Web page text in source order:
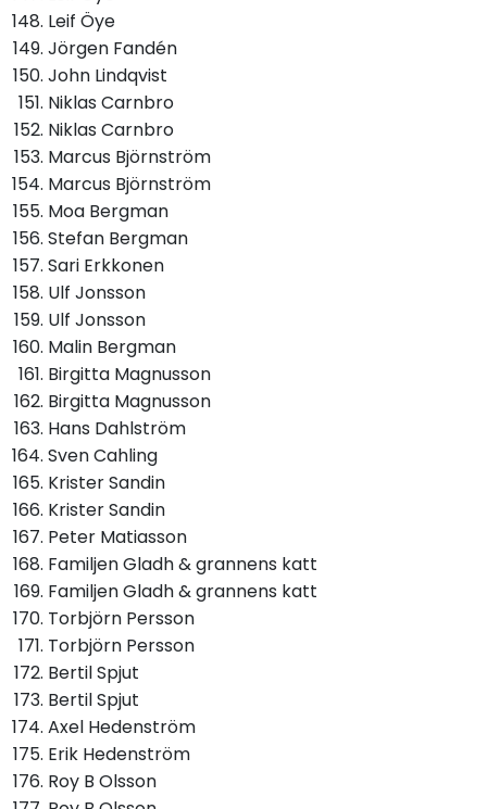
Leif Öye
Jörgen Fandén
John Lindqvist
Niklas Carnbro
Niklas Carnbro
Marcus Björnström
Marcus Björnström
Moa Bergman
Stefan Bergman
Sari Erkkonen
Ulf Jonsson
Ulf Jonsson
Malin Bergman
Birgitta Magnusson
Birgitta Magnusson
Hans Dahlström
Sven Cahling
Krister Sandin
Krister Sandin
Peter Matiasson
Familjen Gladh & grannens katt
Familjen Gladh & grannens katt
Torbjörn Persson
Torbjörn Persson
Bertil Spjut
Bertil Spjut
Axel Hedenström
Erik Hedenström
Roy B Olsson